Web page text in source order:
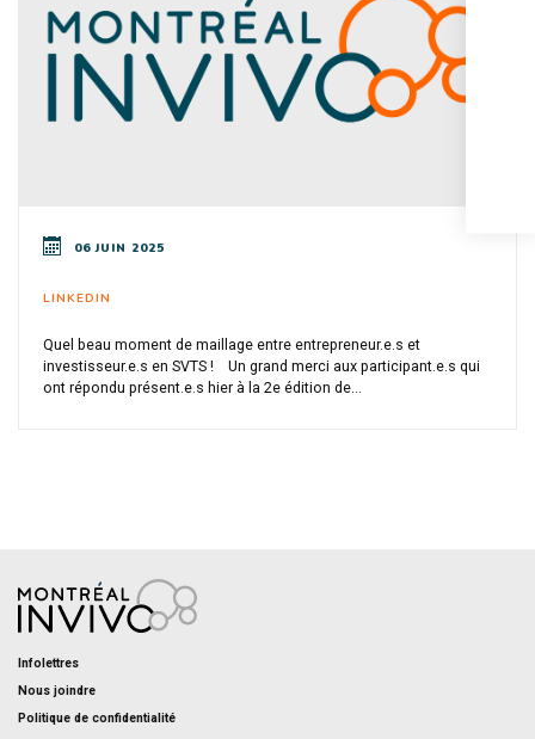
06 JUIN 2025
LINKEDIN
Quel beau moment de maillage entre entrepreneur.e.s et
investisseur.e.s en SVTS ! Un grand merci aux participant.e.s qui
ont répondu présent.e.s hier à la 2e édition de...
Infolettres
Nous joindre
Politique de confidentialité